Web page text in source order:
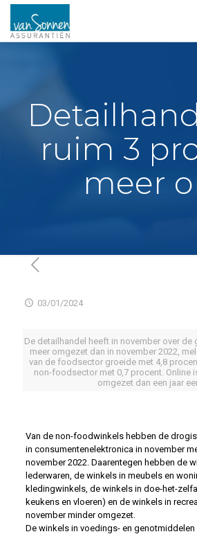
ruim 3
meer
03/01/2024
De detailhandel heeft in november over de
meer omgezet dan in november 2022,
van de foodsector groeide met 4,8
non-foodsector met 0,7 procent. Online
omgezet dan een jaar
Van de non-foodwinkels hebben de
in consumentenelektronica in november
november 2022. Daarentegen hebben de
lederwaren, de winkels in meubels en
kledingwinkels, de winkels in doe-het-
keukens en vloeren) en de winkels in
november minder omgezet.
De winkels in voedings- en